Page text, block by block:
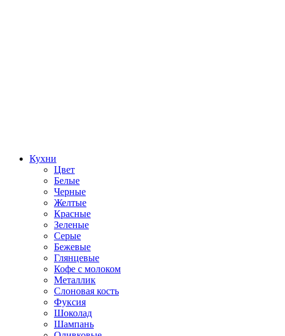
Кухни
Цвет
Белые
Черные
Желтые
Красные
Зеленые
Серые
Бежевые
Глянцевые
Кофе с молоком
Металлик
Слоновая кость
Фуксия
Шоколад
Шампань